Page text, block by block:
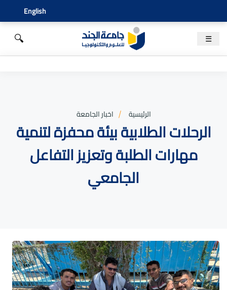
English
☰
🔍
الرئيسية اخبار الجامعة
الرحلات الطلابية بيئة محفزة لتنمية
مهارات الطلبة وتعزيز التفاعل
الجامعي